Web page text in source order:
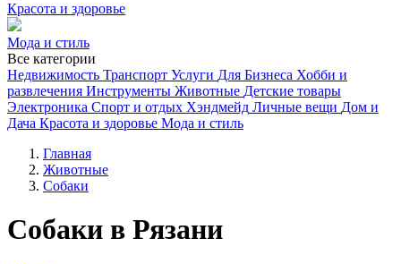
Красота и здоровье
Мода и стиль
Все категории
Недвижимость Транспорт Услуги Для Бизнеса Хобби и
развлечения Инструменты Животные Детские товары
Электроника Спорт и отдых Хэндмейд Личные вещи Дом и
Дача Красота и здоровье Мода и стиль
Главная
Животные
Собаки
Собаки в Рязани